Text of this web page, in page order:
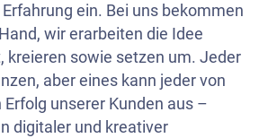
ein. Bei uns bekommen
wir erarbeiten die Idee
kreieren sowie setzen um. Jeder
aber eines kann jeder von
Erfolg unserer Kunden aus –
digitaler und kreativer